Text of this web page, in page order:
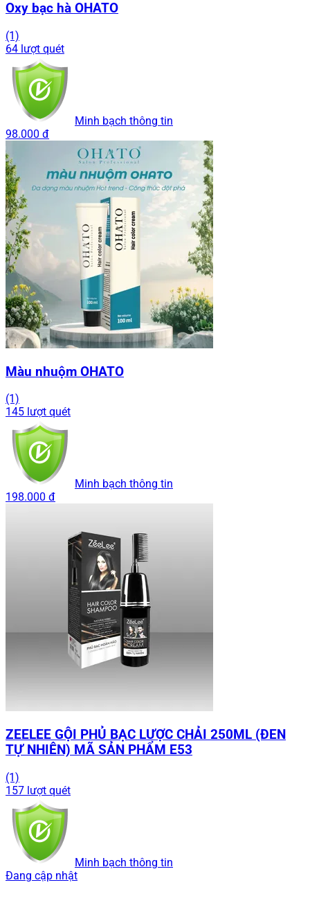
Oxy bạc hà OHATO
(1)
64 lượt quét
Minh bạch thông tin
98.000 đ
Màu nhuộm OHATO
(1)
145 lượt quét
Minh bạch thông tin
198.000 đ
ZEELEE GỘI PHỦ BẠC LƯỢC CHẢI 250ML (ĐEN
TỰ NHIÊN) MÃ SẢN PHẨM E53
(1)
157 lượt quét
Minh bạch thông tin
Đang cập nhật